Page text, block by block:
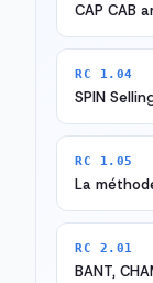
CAP CAB
RC 1.04
SPIN
RC 1.05
La
RC 2.01
BANT,